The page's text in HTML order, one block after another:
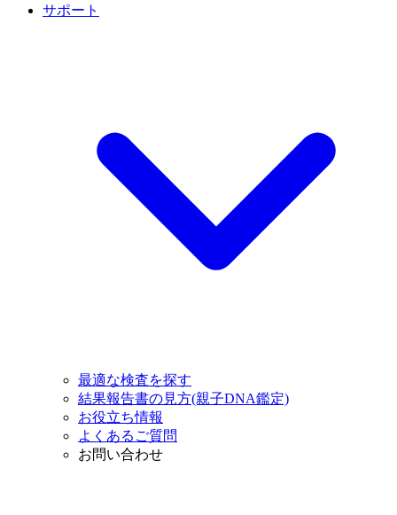
サポート
最適な検査を探す
結果報告書の見方(親子DNA鑑定)
お役立ち情報
よくあるご質問
お問い合わせ